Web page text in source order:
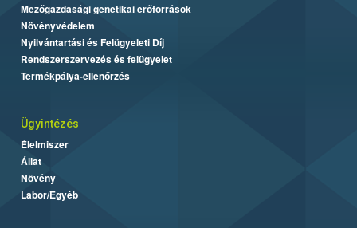
Mezőgazdasági genetikai erőforrások
Növényvédelem
Nyilvántartási és Felügyeleti Díj
Rendszerszervezés és felügyelet
Termékpálya-ellenőrzés
Ügyintézés
Élelmiszer
Állat
Növény
Labor/Egyéb